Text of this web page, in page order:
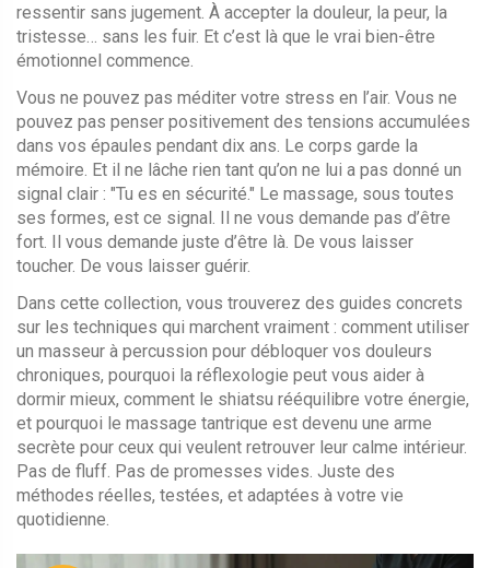
ressentir sans jugement. À accepter la douleur, la peur, la
tristesse… sans les fuir. Et c’est là que le vrai bien-être
émotionnel commence.
Vous ne pouvez pas méditer votre stress en l’air. Vous ne
pouvez pas penser positivement des tensions accumulées
dans vos épaules pendant dix ans. Le corps garde la
mémoire. Et il ne lâche rien tant qu’on ne lui a pas donné un
signal clair : "Tu es en sécurité." Le massage, sous toutes
ses formes, est ce signal. Il ne vous demande pas d’être
fort. Il vous demande juste d’être là. De vous laisser
toucher. De vous laisser guérir.
Dans cette collection, vous trouverez des guides concrets
sur les techniques qui marchent vraiment : comment utiliser
un masseur à percussion pour débloquer vos douleurs
chroniques, pourquoi la réflexologie peut vous aider à
dormir mieux, comment le shiatsu rééquilibre votre énergie,
et pourquoi le massage tantrique est devenu une arme
secrète pour ceux qui veulent retrouver leur calme intérieur.
Pas de fluff. Pas de promesses vides. Juste des
méthodes réelles, testées, et adaptées à votre vie
quotidienne.